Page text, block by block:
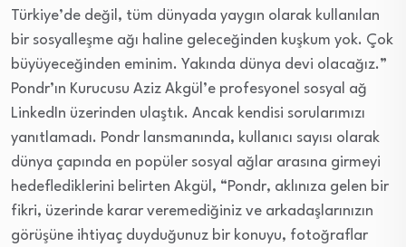
Türkiye’de değil, tüm dünyada yaygın olarak kullanılan
bir sosyalleşme ağı haline geleceğinden kuşkum yok. Çok
büyüyeceğinden eminim. Yakında dünya devi olacağız.”
Pondr’ın Kurucusu Aziz Akgül’e profesyonel sosyal ağ
LinkedIn üzerinden ulaştık. Ancak kendisi sorularımızı
yanıtlamadı. Pondr lansmanında, kullanıcı sayısı olarak
dünya çapında en popüler sosyal ağlar arasına girmeyi
hedeflediklerini belirten Akgül, “Pondr, aklınıza gelen bir
fikri, üzerinde karar veremediğiniz ve arkadaşlarınızın
görüşüne ihtiyaç duyduğunuz bir konuyu, fotoğraflar